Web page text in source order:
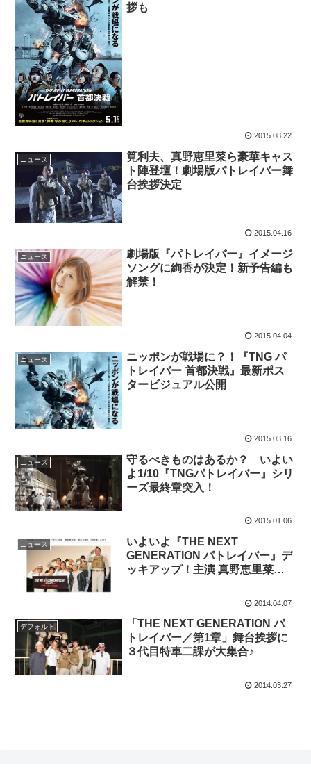
拶も
2015.08.22
ニュース
筧利夫、真野恵里菜ら豪華キャス
ト陣登壇！劇場版パトレイバー舞
台挨拶決定
2015.04.16
ニュース
劇場版『パトレイバー』イメージ
ソングに絢香が決定！新予告編も
解禁！
2015.04.04
ニュース
ニッポンが戦場に？！『TNG パ
トレイバー 首都決戦』最新ポス
タービジュアル公開
2015.03.16
ニュース
守るべきものはあるか？ いよい
よ1/10『TNGパトレイバー』シリ
ーズ最終章突入！
2015.01.06
ニュース
いよいよ『THE NEXT
GENERATION パトレイバー』デ
ッキアップ！主演 真野恵里菜さ
2014.04.07
デフォルト
「THE NEXT GENERATION パ
トレイバー／第1章」舞台挨拶に
３代目特車二課が大集合♪
2014.03.27